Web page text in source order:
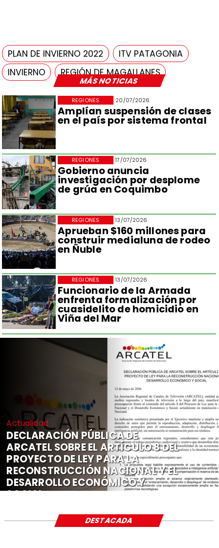
MÁS NOTICIAS
20/07/2026
Amplían suspensión de clases
en el país por sistema frontal
REGIONES
17/07/2026
Gobierno anuncia
investigación por desplome
de grúa en Coquimbo
REGIONES
13/07/2026
Aprueban $160 millones para
construir medialuna de rodeo
en Ñuble
REGIONES
13/07/2026
Funcionario de la Armada
enfrenta formalización por
cuasidelito de homicidio en
Viña del Mar
REGIONES
PLAN DE INVIERNO 2022
ITV PATAGONIA
INVIERNO
REGIÓN DE MAGALLANES
Actualidad
DECLARACIÓN PÚBLICA DE
ARCATEL SOBRE EL ARTÍCULO 8 DEL
PROYECTO DE LEY PARA LA
RECONSTRUCCIÓN NACIONAL Y EL
DESARROLLO ECONÓMICO Y
SOCIAL
DESTACADA